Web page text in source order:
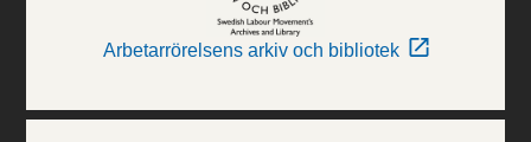
Arbetarrörelsens arkiv och bibliotek